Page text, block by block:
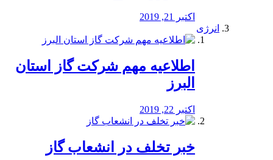
اکتبر 21, 2019
انرژی
️اطلاعیه مهم شرکت گاز استان
البرز
اکتبر 22, 2019
خبر تخلف در انشعاب گاز